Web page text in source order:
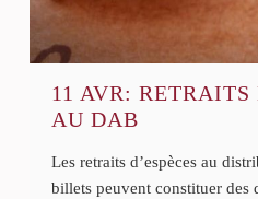
11 AVR: RETRAITS
AU DAB
Les retraits d’espèces au
billets peuvent constituer des